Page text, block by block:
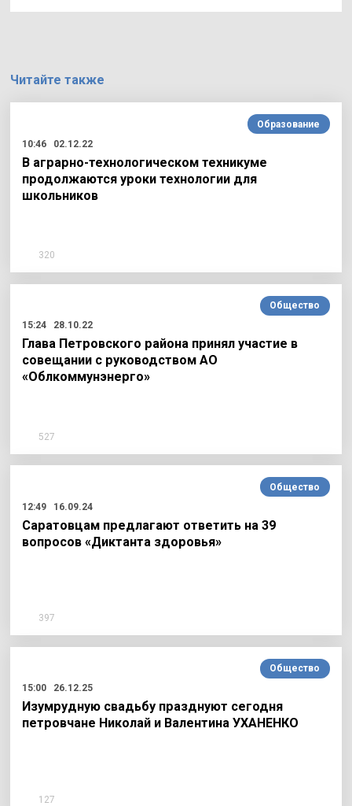
Читайте также
Образование
10:46
02.12.22
В аграрно-технологическом техникуме
продолжаются уроки технологии для
школьников
320
Общество
15:24
28.10.22
Глава Петровского района принял участие в
совещании с руководством АО
«Облкоммунэнерго»
527
Общество
12:49
16.09.24
Саратовцам предлагают ответить на 39
вопросов «Диктанта здоровья»
397
Общество
15:00
26.12.25
Изумрудную свадьбу празднуют сегодня
петровчане Николай и Валентина УХАНЕНКО
127